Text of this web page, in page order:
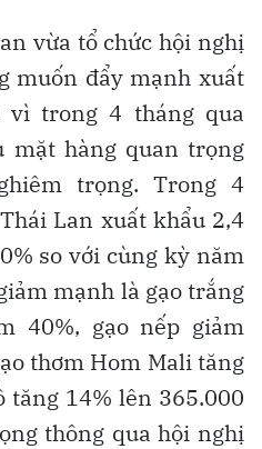
vừa tổ chức hội nghị
muốn đẩy mạnh xuất
vì trong 4 tháng qua
mặt hàng quan trọng
trọng. Trong 4
Lan xuất khẩu 2,4
so với cùng kỳ năm
mạnh là gạo trắng
40%, gạo nếp giảm
thơm Hom Mali tăng
tăng 14% lên 365.000
thông qua hội nghị